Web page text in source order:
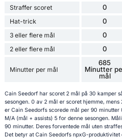
Straffer scoret 0
Hat-trick 0
3 eller flere mål 0
2 eller flere mål 0
Minutter per mål
685
Minutter
mål
Cain Seedorf har scoret 2 mål på 30 kamper
sesongen. 0 av 2 mål er scoret hjemme,
er Cain Seedorfs scorede mål per 90 minutter
M/A (mål + assists) 5 for denne sesongen.
90 minutter. Deres forventede mål uten
Det betyr at Cain Seedorfs npxG-